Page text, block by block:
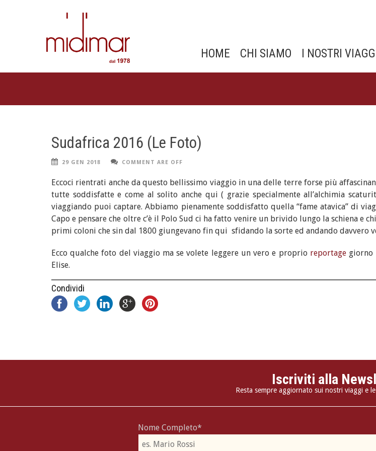
HOME CHI SIAMO I NOSTRI VIAGGI
Sudafrica 2016 (Le Foto)
29 GEN 2018 COMMENT ARE OFF
Eccoci rientrati anche da questo bellissimo viaggio in una delle terre forse più
tutte soddisfatte e come al solito anche qui ( grazie specialmente all’alchimia
viaggiando puoi captare. Abbiamo pienamente soddisfatto quella “fame atavica” di
Capo e pensare che oltre c’è il Polo Sud ci ha fatto venire un brivido lungo la schiena
primi coloni che sin dal 1800 giungevano fin qui sfidando la sorte ed andando davvero
Ecco qualche foto del viaggio ma se volete leggere un vero e proprio reportagegiorno
Elise.
Condividi
Iscriviti alla
Resta sempre aggiornato sui nostri viaggi e
Nome Completo*